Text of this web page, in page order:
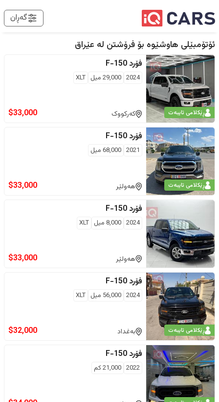
گەڕان
ئۆتۆمبێلی هاوشێوە بۆ فرۆشتن لە عێراق
ڕێکلامی تایبەت
فۆرد F-150
2024
29,000 ميل XLT
کەرکووک $33,000
ڕێکلامی تایبەت
فۆرد F-150
2021
68,000 ميل
هەولێر $33,000
فۆرد F-150
2024
8,000 ميل XLT
هەولێر $33,000
ڕێکلامی تایبەت
فۆرد F-150
2024
56,000 ميل XLT
بەغداد $32,000
فۆرد F-150
2022
21,000كم